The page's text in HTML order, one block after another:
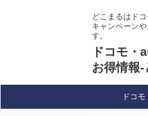
どこまるはド
キャンペーン
す。
ドコモ・
お得情報-
ドコモ